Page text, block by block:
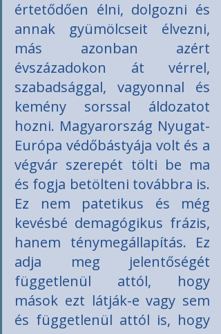
értetődően élni, dolgozni és
annak gyümölcseit élvezni,
más azonban azért
évszázadokon át vérrel,
szabadsággal, vagyonnal és
kemény sorssal áldozatot
hozni. Magyarország Nyugat-
Európa védőbástyája volt és a
végvár szerepét tölti be ma
és fogja betölteni továbbra is.
Ez nem patetikus és még
kevésbé demagógikus frázis,
hanem ténymegállapítás. Ez
adja meg jelentőségét
függetlenül attól, hogy
mások ezt látják-e vagy sem
és függetlenül attól is, hogy